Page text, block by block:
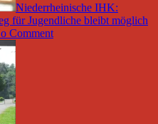
Niederrheinische IHK:
für Jugendliche bleibt möglich
Comment